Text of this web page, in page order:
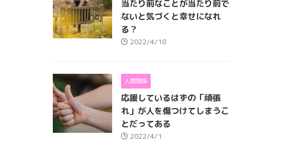
当たり前なことが当たり前で
ないと気づくと幸せになれ
る？
2022/4/18
人間関係
応援しているはずの「頑張
れ」が人を傷つけてしまうこ
とだってある
2022/4/1